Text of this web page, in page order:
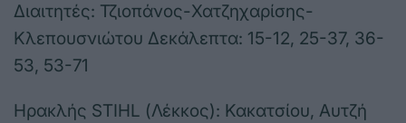
Διαιτητές: Τζιοπάνος-Χατζηχαρίσης-
Κλεπουσνιώτου Δεκάλεπτα: 15-12, 25-37, 36-
53, 53-71
Ηρακλής STIHL (Λέκκος): Κακατσίου, Αυτζή